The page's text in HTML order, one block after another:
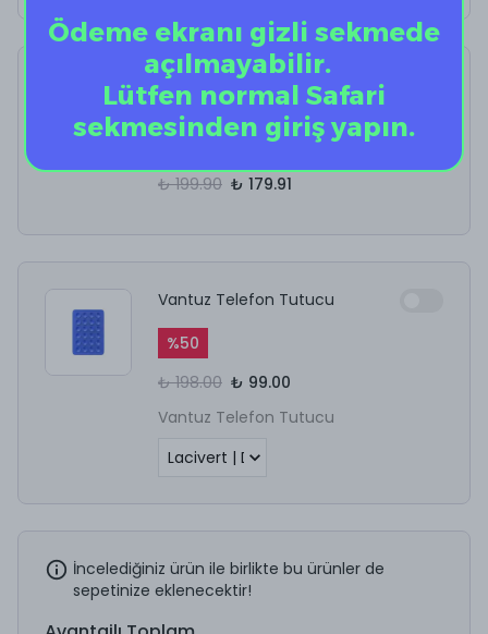
AirPods Kulaklık
Temizleyici
₺ 199.90 ₺ 179.91
Vantuz Telefon Tutucu
%50
₺ 198.00 ₺ 99.00
Vantuz Telefon Tutucu
İncelediğiniz ürün ile birlikte bu ürünler de
sepetinize eklenecektir!
Ödeme ekranı gizli sekmede
açılmayabilir.
Lütfen normal Safari
sekmesinden giriş yapın.